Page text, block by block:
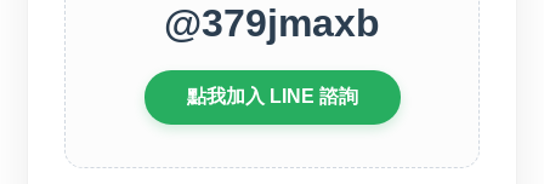
@379jmaxb
點我加入 LINE 諮詢